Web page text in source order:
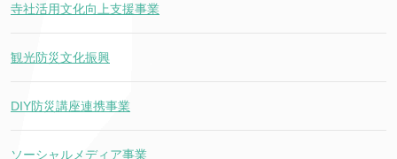
寺社活用文化向上支援事業
観光防災文化振興
DIY防災講座連携事業
ソーシャルメディア事業